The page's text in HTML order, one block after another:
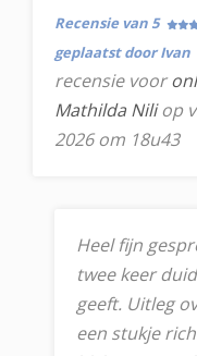
Recensie van 5
geplaatst door Ivan
recensie voor
Mathilda Niliop
2026 om 18u43
Heel fijn
twee keer
geeft. Uitleg
een stukje